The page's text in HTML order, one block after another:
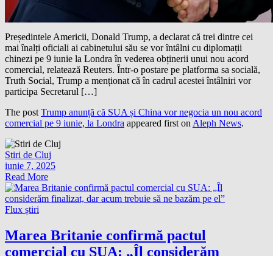
Președintele Americii, Donald Trump, a declarat că trei dintre cei
mai înalți oficiali ai cabinetului său se vor întâlni cu diplomații
chinezi pe 9 iunie la Londra în vederea obținerii unui nou acord
comercial, relatează Reuters. Într-o postare pe platforma sa socială,
Truth Social, Trump a menționat că în cadrul acestei întâlniri vor
participa Secretarul […]
The post Trump anunță că SUA și China vor negocia un nou acord
comercial pe 9 iunie, la Londra appeared first on Aleph News.
Stiri de Cluj
iunie 7, 2025
Read More
Flux știri
Marea Britanie confirmă pactul
comercial cu SUA: „Îl considerăm